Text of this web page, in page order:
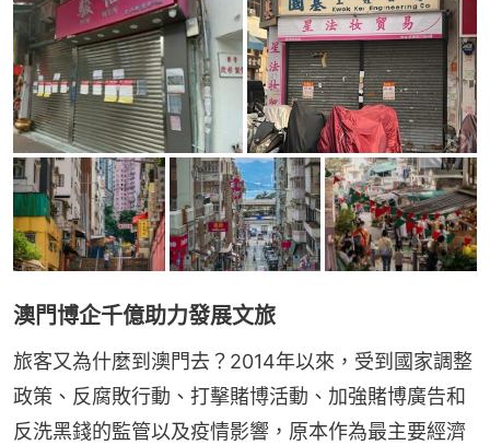
澳門博企千億助力發展文旅
旅客又為什麼到澳門去？2014年以來，受到國家調整
政策、反腐敗行動、打擊賭博活動、加強賭博廣告和
反洗黑錢的監管以及疫情影響，原本作為最主要經濟